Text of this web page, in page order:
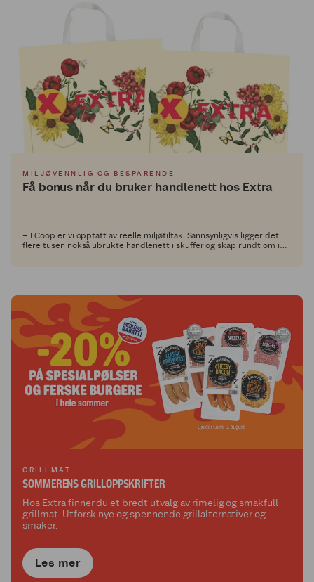
MILJØVENNLIG OG BESPARENDE
Få bonus når du bruker handlenett hos Extra
– I Coop er vi opptatt av reelle miljøtiltak. Sannsynligvis ligger det
flere tusen nokså ubrukte handlenett i skuffer og skap rundt om i
GRILLMAT
SOMMERENS GRILLOPPSKRIFTER
Hos Extra finner du et bredt utvalg av rimelig og smakfull
grillmat. Utforsk nye og spennende grillalternativer og
smaker.
Les mer